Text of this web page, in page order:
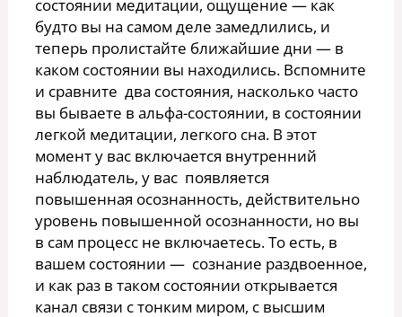
состоянии медитации, ощущение — как
будто вы на самом деле замедлились, и
теперь пролистайте ближайшие дни — в
каком состоянии вы находились. Вспомните
и сравните два состояния, насколько часто
вы бываете в альфа-состоянии, в состоянии
легкой медитации, легкого сна. В этот
момент у вас включается внутренний
наблюдатель, у вас появляется
повышенная осознанность, действительно
уровень повышенной осознанности, но вы
в сам процесс не включаетесь. То есть, в
вашем состоянии — сознание раздвоенное,
и как раз в таком состоянии открывается
канал связи с тонким миром, с высшим